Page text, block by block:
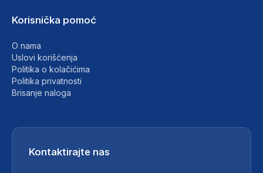
Korisnička pomoć
O nama
Uslovi korišćenja
Politika o kolačićima
Politika privatnosti
Brisanje naloga
Kontaktirajte nas